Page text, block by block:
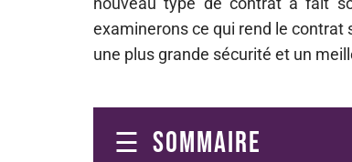
examinerons ce qui rend le
une plus grande sécurité et un
SOMMAIRE